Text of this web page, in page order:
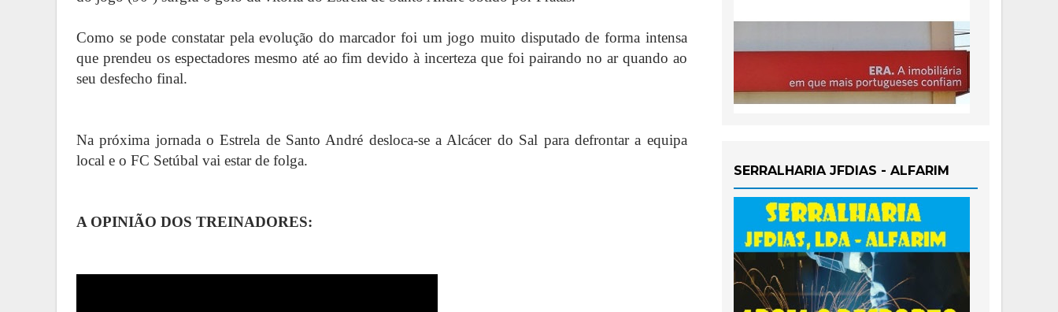
Como se pode constatar pela evolução do marcador foi um jogo muito disputado de forma intensa
que prendeu os espectadores mesmo até ao fim devido à incerteza que foi pairando no ar quando ao
seu desfecho final.
Na próxima jornada o Estrela de Santo André desloca-se a Alcácer do Sal para defrontar a equipa
local e o FC Setúbal vai estar de folga.
A OPINIÃO DOS TREINADORES:
SERRALHARIA JFDIAS - ALFARIM